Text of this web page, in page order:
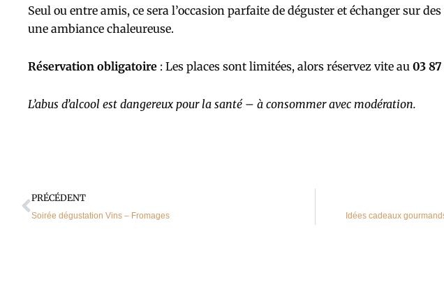
Seul ou entre amis, ce sera l’occasion parfaite de déguster et échanger sur
une ambiance chaleureuse.
Réservation obligatoire : Les places sont limitées, alors réservez vite au 03
L’abus d’alcool est dangereux pour la santé – à consommer avec modération.
Précédent
PRÉCÉDENT
Soirée dégustation Vins – Fromages Idées cadeaux